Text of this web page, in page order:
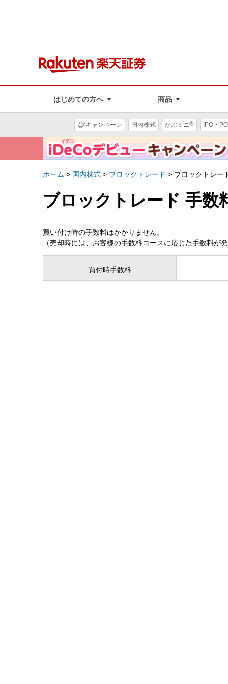
はじめての方へ 商品
キャンペーン 国内株式 かぶミニ® IPO・PO
ホーム > 国内株式 > ブロックトレード > ブロックトレー
ブロックトレード 手数
買い付け時の手数料はかかりません。
（売却時には、お客様の手数料コースに応じた手数料
買付時手数料